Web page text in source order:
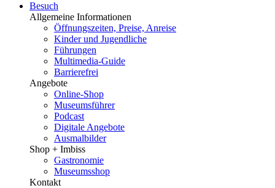
Besuch
Allgemeine Informationen
Öffnungszeiten, Preise, Anreise
Kinder und Jugendliche
Führungen
Multimedia-Guide
Barrierefrei
Angebote
Online-Shop
Museumsführer
Podcast
Digitale Angebote
Ausmalbilder
Shop + Imbiss
Gastronomie
Museumsshop
Kontakt